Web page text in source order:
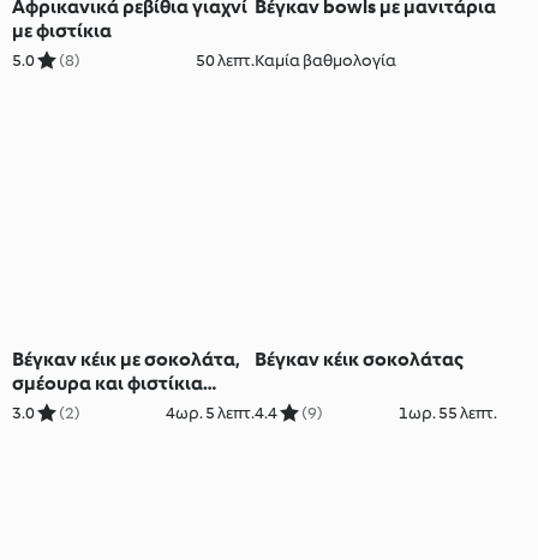
Αφρικανικά ρεβίθια γιαχνί
με φιστίκια
5.0 (8) 50 λεπτ.
Βέγκαν bowls με μανιτάρια
Καμία βαθμολογία
Βέγκαν κέικ με σοκολάτα,
σμέουρα και φιστίκια
Αιγίνης
3.0 (2) 4ωρ. 5 λεπτ.
Βέγκαν κέικ σοκολάτας
4.4 (9) 1ωρ. 55 λεπτ.